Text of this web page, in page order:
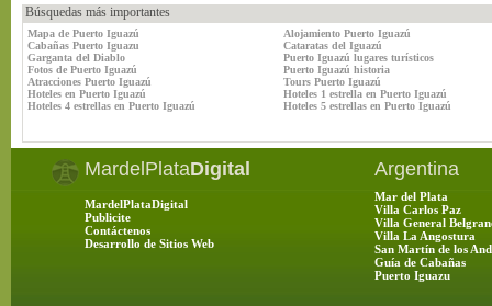
Búsquedas más importantes
Mapa de Puerto Iguazú
Alojamiento Puerto Iguazú
Cabañas Puerto Iguazu
Cataratas del Iguazú
Garganta del Diablo
Puerto Iguazú lugares turísticos
Fotos de Puerto Iguazú
Puerto Iguazú historia
Atracciones Puerto Iguazú
Tours Puerto Iguazú
Hoteles en Puerto Iguazú
Hoteles 1 estrella en Puerto Iguazú
Hoteles 4 estrellas en Puerto Iguazú
Hoteles 5 estrellas en Puerto Iguazú
MardelPlataDigital
MardelPlataDigital
Publicite
Contáctenos
Desarrollo de Sitios Web
Argentina
Mar del Plata
Villa Carlos Paz
Villa General
Villa La Angostura
San Martín de los
Guía de Cabañas
Puerto Iguazu